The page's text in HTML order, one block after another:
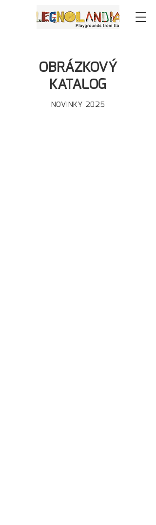
OBRÁZKOVÝ
KATALOG
NOVINKY 2025